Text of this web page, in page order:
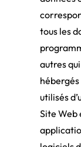
tous les
autres
utilisés
Site Web